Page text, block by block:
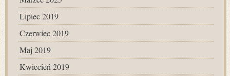
Lipiec 2019
Czerwiec 2019
Maj 2019
Kwiecień 2019